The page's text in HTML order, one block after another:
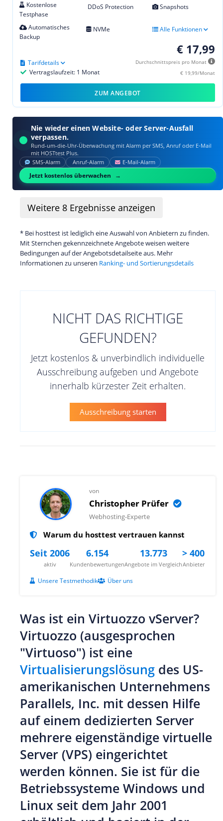
Kostenlose
Testphase
DDoS Protection Snapshots
Automatisches
Backup
NVMe Alle Funktionen
€ 17,99
Durchschnittspreis pro Monat
€ 19,99/Monat
Vertragslaufzeit: 1 Monat
Tarifdetails
ZUM ANGEBOT
Nie wieder einen Website- oder Server-Ausfall
verpassen.
Rund-um-die-Uhr-Überwachung mit Alarm per SMS, Anruf oder E‑Mail
mit HOSTtest Plus.
SMS‑Alarm Anruf‑Alarm E‑Mail‑Alarm
Jetzt kostenlos überwachen
Weitere 8 Ergebnisse anzeigen
* Bei hosttest ist lediglich eine Auswahl von Anbietern zu finden.
Mit Sternchen gekennzeichnete Angebote weisen weitere
Bedingungen auf der Angebotsdetailseite aus. Mehr
Informationen zu unseren Ranking- und Sortierungsdetails
NICHT DAS RICHTIGE
GEFUNDEN?
Jetzt kostenlos & unverbindlich individuelle
Ausschreibung aufgeben und Angebote
innerhalb kürzester Zeit erhalten.
Ausschreibung starten
von
Christopher Prüfer
Webhosting-Experte
Warum du hosttest vertrauen kannst
Seit 2006
aktiv
6.154
Kundenbewertungen
13.773
Angebote im Vergleich
> 400
Anbieter
Unsere Testmethodik Über uns
Was ist ein Virtuozzo vServer?
Virtuozzo (ausgesprochen
"Virtuoso") ist eine
Virtualisierungslösung des US-
amerikanischen Unternehmens
Parallels, Inc. mit dessen Hilfe
auf einem dedizierten Server
mehrere eigenständige virtuelle
Server (VPS) eingerichtet
werden können. Sie ist für die
Betriebssysteme Windows und
Linux seit dem Jahr 2001